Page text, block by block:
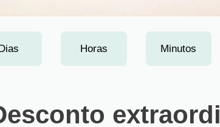
Horas Minutos